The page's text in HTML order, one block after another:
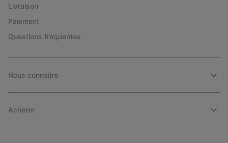
Livraison
Paiement
Questions fréquentes
Nous connaitre
Acheter